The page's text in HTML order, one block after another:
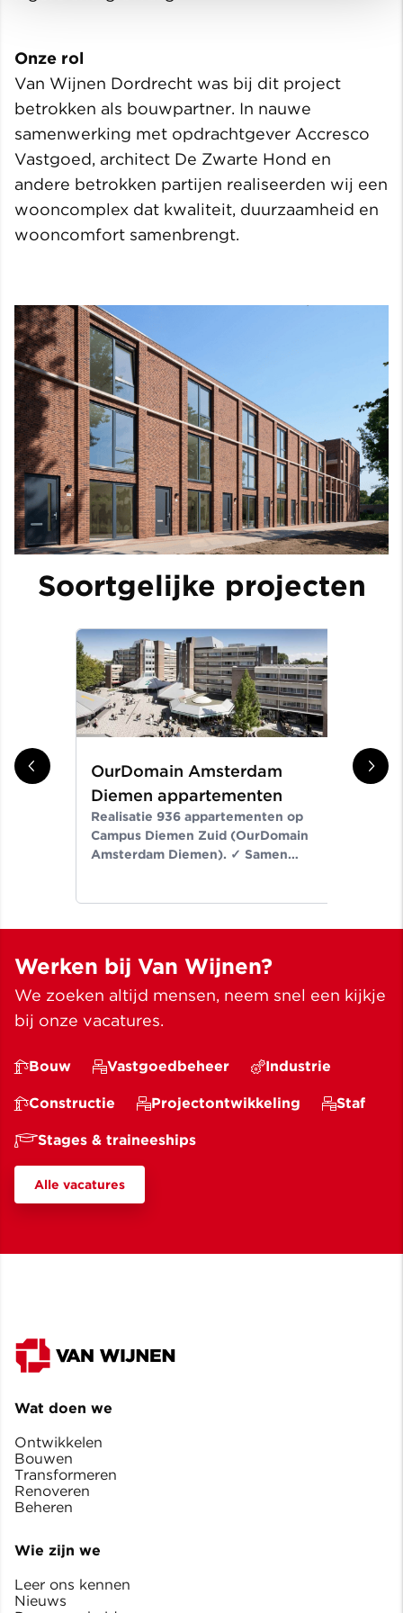
Onze rol
Van Wijnen Dordrecht was bij dit project
betrokken als bouwpartner. In nauwe
samenwerking met opdrachtgever Accresco
Vastgoed, architect De Zwarte Hond en
andere betrokken partijen realiseerden wij een
wooncomplex dat kwaliteit, duurzaamheid en
wooncomfort samenbrengt.
Soortgelijke projecten
OurDomain Amsterdam
Diemen appartementen
Realisatie 936 appartementen op
Campus Diemen Zuid (OurDomain
Amsterdam Diemen). ✓ Samen
Werken bij Van Wijnen?
We zoeken altijd mensen, neem snel een kijkje
bij onze vacatures.
Bouw Vastgoedbeheer Industrie
Constructie Projectontwikkeling Staf
Stages & traineeships
Alle vacatures
Wat doen we
Ontwikkelen
Bouwen
Transformeren
Renoveren
Beheren
Wie zijn we
Leer ons kennen
Nieuws